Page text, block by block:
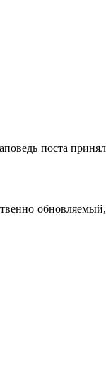
поста принял
обновляемый,